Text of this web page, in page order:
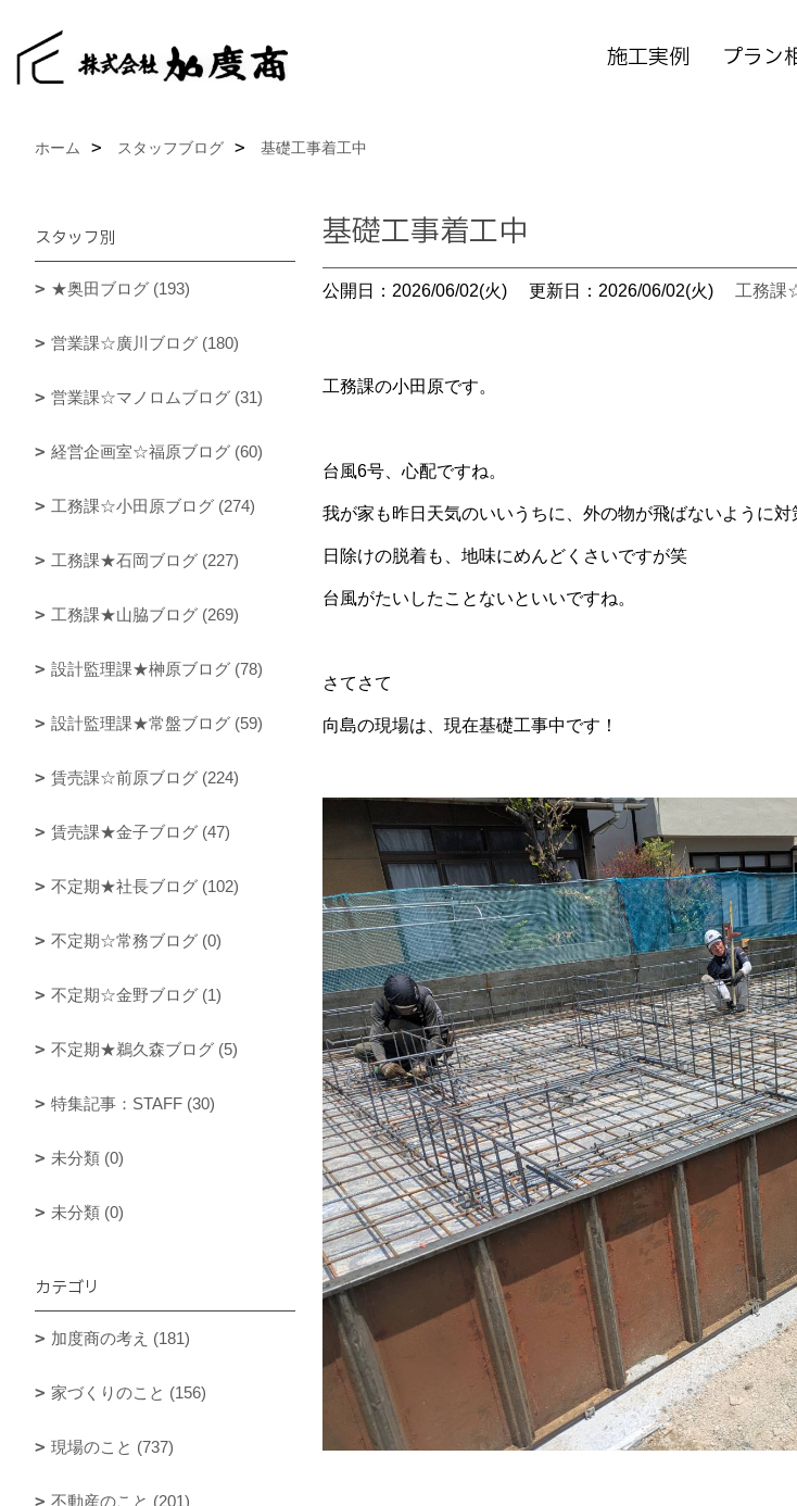
施工実例 プラン
ホーム スタッフブログ 基礎工事着工中
基礎工事着工中
公開日：2026/06/02(火) 更新日：2026/06/02(火) 工務課
工務課の小田原です。
台風6号、心配ですね。
我が家も昨日天気のいいうちに、外の物が飛ばないように対
日除けの脱着も、地味にめんどくさいですが笑
台風がたいしたことないといいですね。
さてさて
向島の現場は、現在基礎工事中です！
スタッフ別
★奥田ブログ (193)
営業課☆廣川ブログ (180)
営業課☆マノロムブログ (31)
経営企画室☆福原ブログ (60)
工務課☆小田原ブログ (274)
工務課★石岡ブログ (227)
工務課★山脇ブログ (269)
設計監理課★榊原ブログ (78)
設計監理課★常盤ブログ (59)
賃売課☆前原ブログ (224)
賃売課★金子ブログ (47)
不定期★社長ブログ (102)
不定期☆常務ブログ (0)
不定期☆金野ブログ (1)
不定期★鵜久森ブログ (5)
特集記事：STAFF (30)
未分類 (0)
未分類 (0)
カテゴリ
加度商の考え (181)
家づくりのこと (156)
現場のこと (737)
不動産のこと (201)